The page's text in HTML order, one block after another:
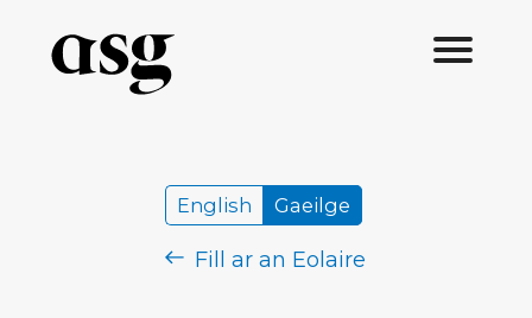
English Gaeilge
Fill ar an Eolaire